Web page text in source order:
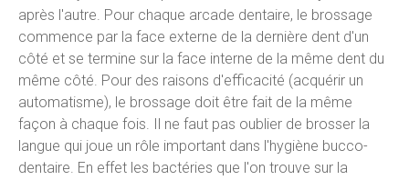
après l'autre. Pour chaque arcade dentaire, le brossage
commence par la face externe de la dernière dent d'un
côté et se termine sur la face interne de la même dent du
même côté. Pour des raisons d'efficacité (acquérir un
automatisme), le brossage doit être fait de la même
façon à chaque fois. Il ne faut pas oublier de brosser la
langue qui joue un rôle important dans l'hygiène bucco-
dentaire. En effet les bactéries que l'on trouve sur la